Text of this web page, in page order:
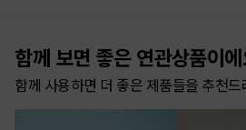
함께 보면 좋은 연관상품이
함께 사용하면 더 좋은 제품들을 추천드